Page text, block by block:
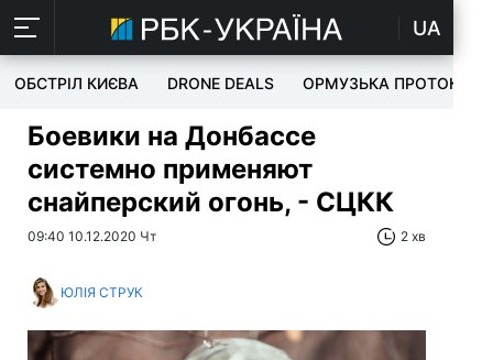
UA
ОБСТРІЛ КИЄВА DRONE DEALS ОРМУЗЬКА ПРОТОКА
Боевики на Донбассе
системно применяют
снайперский огонь, - СЦКК
09:40 10.12.2020 Чт 2 хв
ЮЛІЯ СТРУК